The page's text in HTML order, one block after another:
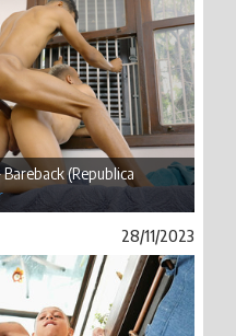
(Republica
28/11/2023